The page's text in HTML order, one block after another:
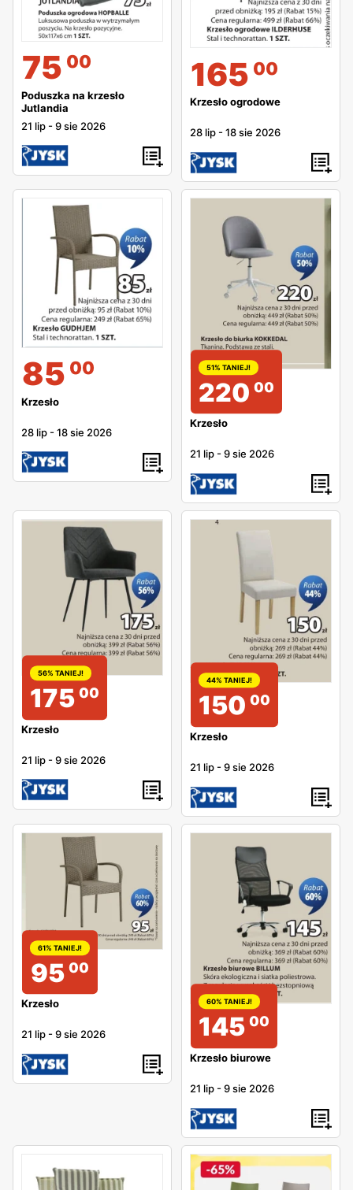
75 00
Poduszka na krzesło
Jutlandia
21 lip -9 sie 2026
165 00
Krzesło ogrodowe
28 lip -18 sie 2026
85 00
Krzesło
28 lip -18 sie 2026
51% TANIEJ!
220 00
Krzesło
21 lip -9 sie 2026
56% TANIEJ!
175 00
Krzesło
21 lip -9 sie 2026
44% TANIEJ!
150 00
Krzesło
21 lip -9 sie 2026
61% TANIEJ!
95 00
Krzesło
21 lip -9 sie 2026
60% TANIEJ!
145 00
Krzesło biurowe
21 lip -9 sie 2026